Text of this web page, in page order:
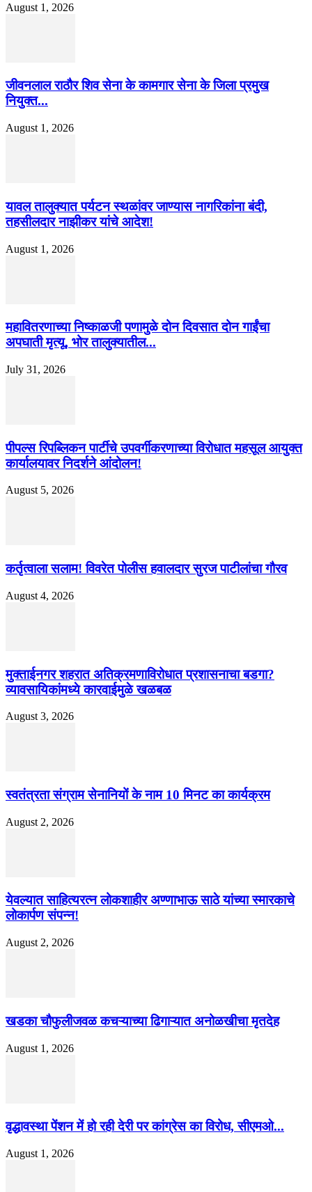
August 1, 2026
जीवनलाल राठौर शिव सेना के कामगार सेना के जिला प्रमुख
नियुक्त...
August 1, 2026
यावल तालुक्यात पर्यटन स्थळांवर जाण्यास नागरिकांना बंदी,
तहसीलदार नाझीकर यांचे आदेश!
August 1, 2026
महावितरणाच्या निष्काळजी पणामुळे दोन दिवसात दोन गाईंचा
अपघाती मृत्यू, भोर तालुक्यातील...
July 31, 2026
पीपल्स रिपब्लिकन पार्टीचे उपवर्गीकरणाच्या विरोधात महसूल आयुक्त
कार्यालयावर निदर्शने आंदोलन!
August 5, 2026
कर्तृत्वाला सलाम! विवरेत पोलीस हवालदार सुरज पाटीलांचा गौरव
August 4, 2026
मुक्ताईनगर शहरात अतिक्रमणाविरोधात प्रशासनाचा बडगा?
व्यावसायिकांमध्ये कारवाईमुळे खळबळ
August 3, 2026
स्वतंत्रता संग्राम सेनानियों के नाम 10 मिनट का कार्यक्रम
August 2, 2026
येवल्यात साहित्यरत्न लोकशाहीर अण्णाभाऊ साठे यांच्या स्मारकाचे
लोकार्पण संपन्न!
August 2, 2026
खडका चौफुलीजवळ कचऱ्याच्या ढिगाऱ्यात अनोळखीचा मृतदेह
August 1, 2026
वृद्धावस्था पेंशन में हो रही देरी पर कांग्रेस का विरोध, सीएमओ...
August 1, 2026